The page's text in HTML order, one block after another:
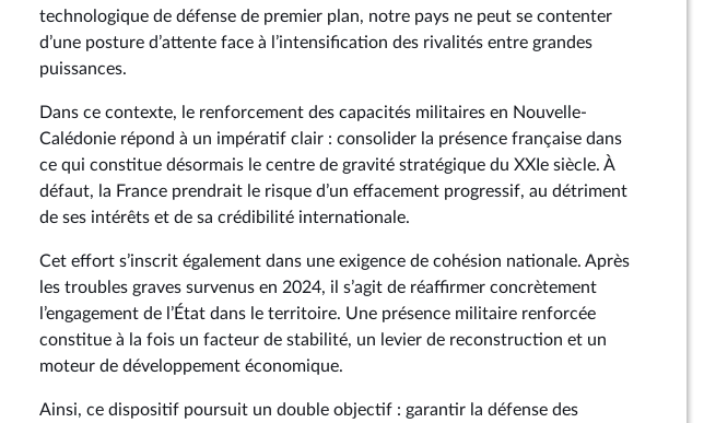
2026technologique de défense de premier plan, notre pays ne peut se contenter
d’une posture d’attente face à l’intensification des rivalités entre grandes
puissances.
Dans ce contexte, le renforcement des capacités militaires en Nouvelle-
Calédonie répond à un impératif clair : consolider la présence française dans
ce qui constitue désormais le centre de gravité stratégique du XXIe siècle. À
défaut, la France prendrait le risque d’un effacement progressif, au détriment
de ses intérêts et de sa crédibilité internationale.
Cet effort s’inscrit également dans une exigence de cohésion nationale. Après
les troubles graves survenus en 2024, il s’agit de réaffirmer concrètement
l’engagement de l’État dans le territoire. Une présence militaire renforcée
constitue à la fois un facteur de stabilité, un levier de reconstruction et un
moteur de développement économique.
Ainsi, ce dispositif poursuit un double objectif : garantir la défense des